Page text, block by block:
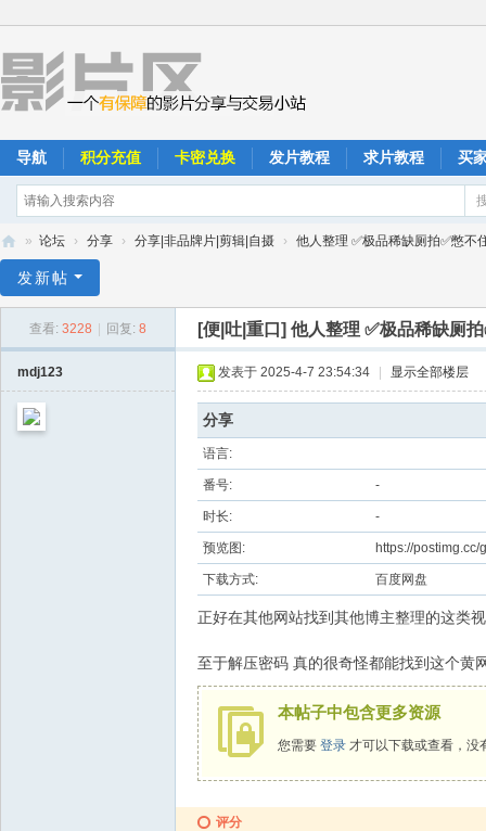
导航 积分充值 卡密兑换 发片教程 求片教程 买
片
» 论坛 › 分享 › 分享|非品牌片|剪辑|自摄 › 他人整理 ✅极品稀缺厕拍✅憋不
发新帖
查看: 3228 回复: 8 [便|吐|重口] 他人整理 ✅极品稀缺厕
mdj123 发表于 2025-4-7 23:54:34 显示全部楼层
分享
语言:
番号: -
时长: -
预览图: https://
下载方式: 百度网盘
正好在其他网站找到其他博主整理的这类
至于解压密码 真的很奇怪都能找到这个黄
本帖子中包含更多资源
您需要 登录 才可以下载或查看，没
评分